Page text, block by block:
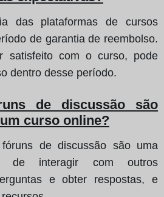
das plataformas de cursos
de garantia de reembolso.
satisfeito com o curso, pode
dentro desse período.
de discussão são
curso online?
de discussão são uma
de interagir com outros
e obter respostas, e